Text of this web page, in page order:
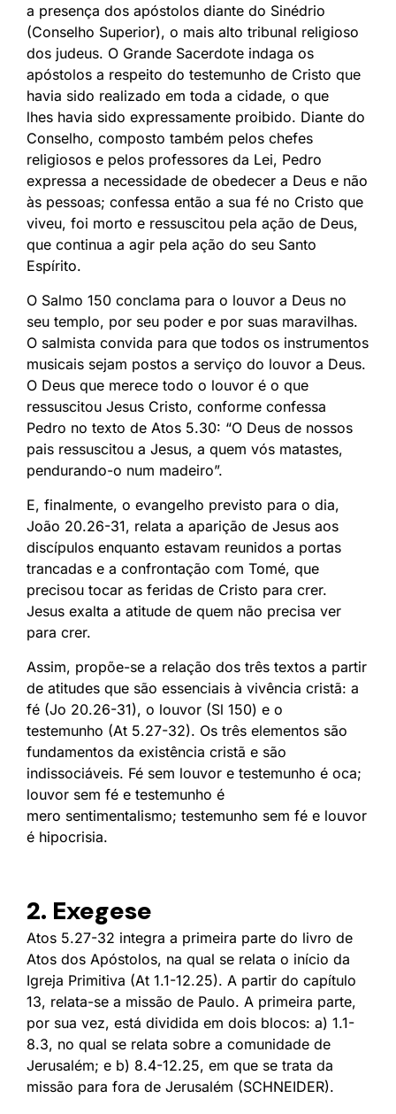
a presença dos apóstolos diante do Sinédrio
(Conselho Superior), o mais alto tribunal religioso
dos judeus. O Grande Sacerdote indaga os
apóstolos a respeito do testemunho de Cristo que
havia sido realizado em toda a cidade, o que
lhes havia sido expressamente proibido. Diante do
Conselho, composto também pelos chefes
religiosos e pelos professores da Lei, Pedro
expressa a necessidade de obedecer a Deus e não
às pessoas; confessa então a sua fé no Cristo que
viveu, foi morto e ressuscitou pela ação de Deus,
que continua a agir pela ação do seu Santo
Espírito.
O Salmo 150 conclama para o louvor a Deus no
seu templo, por seu poder e por suas maravilhas.
O salmista convida para que todos os instrumentos
musicais sejam postos a serviço do louvor a Deus.
O Deus que merece todo o louvor é o que
ressuscitou Jesus Cristo, conforme confessa
Pedro no texto de Atos 5.30: “O Deus de nossos
pais ressuscitou a Jesus, a quem vós matastes,
pendurando-o num madeiro”.
E, finalmente, o evangelho previsto para o dia,
João 20.26-31, relata a aparição de Jesus aos
discípulos enquanto estavam reunidos a portas
trancadas e a confrontação com Tomé, que
precisou tocar as feridas de Cristo para crer.
Jesus exalta a atitude de quem não precisa ver
para crer.
Assim, propõe-se a relação dos três textos a partir
de atitudes que são essenciais à vivência cristã: a
fé (Jo 20.26-31), o louvor (Sl 150) e o
testemunho (At 5.27-32). Os três elementos são
fundamentos da existência cristã e são
indissociáveis. Fé sem louvor e testemunho é oca;
louvor sem fé e testemunho é
mero sentimentalismo; testemunho sem fé e louvor
é hipocrisia.
2. Exegese
Atos 5.27-32 integra a primeira parte do livro de
Atos dos Apóstolos, na qual se relata o início da
Igreja Primitiva (At 1.1-12.25). A partir do capítulo
13, relata-se a missão de Paulo. A primeira parte,
por sua vez, está dividida em dois blocos: a) 1.1-
8.3, no qual se relata sobre a comunidade de
Jerusalém; e b) 8.4-12.25, em que se trata da
missão para fora de Jerusalém (SCHNEIDER).